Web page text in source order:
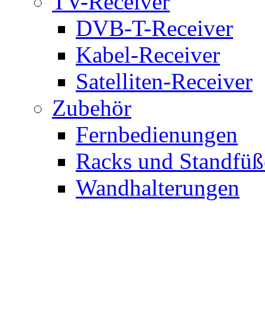
DVB-T-Receiver
Kabel-Receiver
Satelliten-Receiver
Zubehör
Fernbedienungen
Racks und
Wandhalterungen